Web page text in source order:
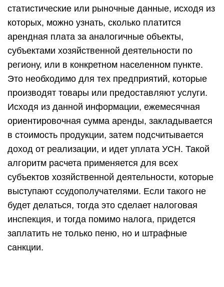
статистические или рыночные данные, исходя из
которых, можно узнать, сколько платится
арендная плата за аналогичные объекты,
субъектами хозяйственной деятельности по
региону, или в конкретном населенном пункте.
Это необходимо для тех предприятий, которые
производят товары или предоставляют услуги.
Исходя из данной информации, ежемесячная
ориентировочная сумма аренды, закладывается
в стоимость продукции, затем подсчитывается
доход от реализации, и идет уплата УСН. Такой
алгоритм расчета применяется для всех
субъектов хозяйственной деятельности, которые
выступают ссудополучателями. Если такого не
будет делаться, тогда это сделает налоговая
инспекция, и тогда помимо налога, придется
заплатить не только пеню, но и штрафные
санкции.